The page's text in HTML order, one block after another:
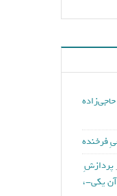
فرخنده
پردازشِ
یکی-،